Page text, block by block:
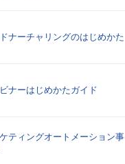
ナーチャリングのはじめかた
ナーはじめかたガイド
ティングオートメーション事